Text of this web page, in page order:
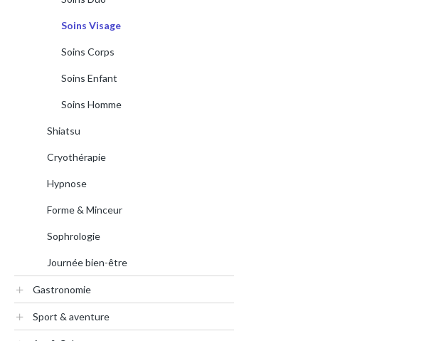
Soins Visage
Soins Corps
Soins Enfant
Soins Homme
Shiatsu
Cryothérapie
Hypnose
Forme & Minceur
Sophrologie
Journée bien-être
Gastronomie
Sport & aventure